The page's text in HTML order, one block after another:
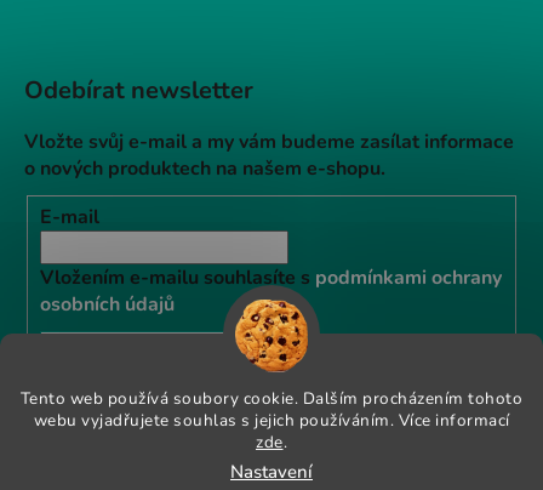
Tento web používá soubory cookie. Dalším procházením tohoto
webu vyjadřujete souhlas s jejich používáním. Více informací
zde.
Nastavení
Odebírat newsletter
Vložte svůj e-mail a my vám budeme zasílat informace
o nových produktech na našem e-shopu.
E-mail
Vložením e-mailu souhlasíte s podmínkami ochrany
osobních údajů